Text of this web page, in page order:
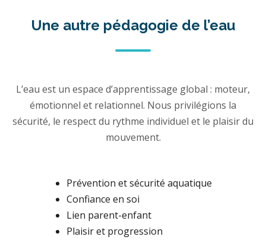
Une autre pédagogie de l’eau
L’eau est un espace d’apprentissage global : moteur,
émotionnel et relationnel. Nous privilégions la
sécurité, le respect du rythme individuel et le plaisir du
mouvement.
Prévention et sécurité aquatique
Confiance en soi
Lien parent-enfant
Plaisir et progression